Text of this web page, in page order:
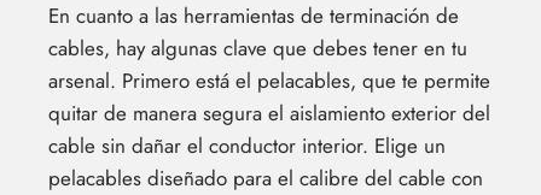
En cuanto a las herramientas de terminación de
cables, hay algunas clave que debes tener en tu
arsenal. Primero está el pelacables, que te permite
quitar de manera segura el aislamiento exterior del
cable sin dañar el conductor interior. Elige un
pelacables diseñado para el calibre del cable con